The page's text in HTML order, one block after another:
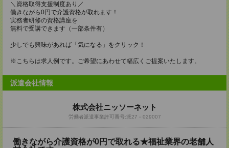
＼資格取得支援制度あり／
働きながら0円で介護資格が取れます！
実務者研修の資格講座を
無料で受講できます（一部条件有）
少しでも興味があれば「気になる」をクリック！
※こちらは求人例です。ご希望にあわせて幅広くご提案いたします。
派遣会社情報
株式会社ニッソーネット
労働者派遣事業許可番号:派27－029007
働きながら介護資格が0円で取れる★福祉業界の老舗人